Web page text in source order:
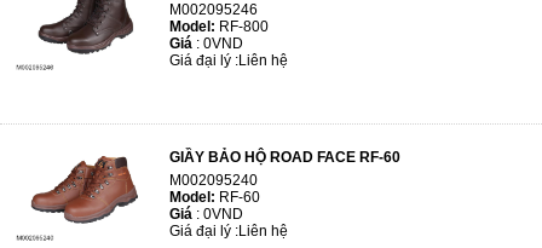
M002095246
Model: RF-800
Giá : 0VND
Giá đại lý :Liên hệ
GIẦY BẢO HỘ ROAD FACE RF-60
M002095240
Model: RF-60
Giá : 0VND
Giá đại lý :Liên hệ